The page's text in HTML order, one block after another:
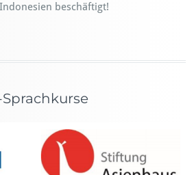
beschäftigt!